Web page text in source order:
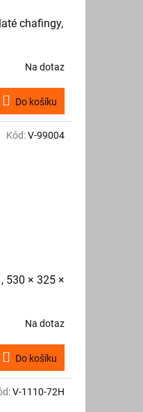
chafingy,
Na dotaz
Do košíku
530 × 325 ×
Na dotaz
Do košíku
Kód:V-99004
V-1110-72H